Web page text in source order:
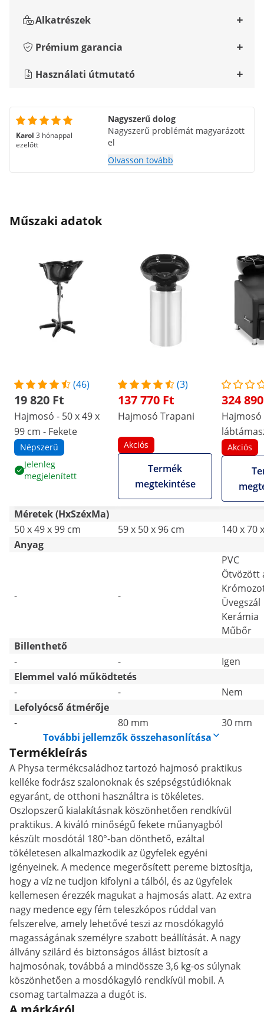
Alkatrészek
Prémium garancia
Használati útmutató
Karol 3 hónappal
ezelőtt
Nagyszerű dolog
Nagyszerű problémát magyarázott
el
Olvasson tovább
Műszaki adatok
(46)
19 820 Ft
Hajmosó - 50 x 49 x
99 cm - Fekete
Népszerű
Jelenleg
megjelenített
(3)
137 770 Ft
Hajmosó Trapani
Akciós
Termék
megtekintése
324
Hajmosó
tömlővel
Akciós
Méretek (HxSzéxMa)
50 x 49 x 99 cm
59 x 50 x 96 cm
140 x 70
Anyag
- -
PVC
Ötvözött
Üvegszál
Kerámia
Műbőr
Billenthető
-
-
Igen
Elemmel való működtetés
-
-
Nem
Lefolyócső átmérője
-
80 mm
30 mm
További jellemzők összehasonlítása
Termékleírás
A Physa termékcsaládhoz tartozó hajmosó praktikus
kelléke fodrász szalonoknak és szépségstúdióknak
egyaránt, de otthoni használtra is tökéletes.
Oszlopszerű kialakításnak köszönhetően rendkívül
praktikus. A kiváló minőségű fekete műanyagból
készült mosdótál 180°-ban dönthető, ezáltal
tökéletesen alkalmazkodik az ügyfelek egyéni
igényeinek. A medence megerősített pereme biztosítja,
hogy a víz ne tudjon kifolyni a tálból, és az ügyfelek
kellemesen érezzék magukat a hajmosás alatt. Az extra
nagy medence egy fém teleszkópos rúddal van
felszerelve, amely lehetővé teszi az mosdókagyló
magasságának személyre szabott beállítását. A nagy
állvány szilárd és biztonságos állást biztosít a
hajmosónak, továbbá a mindössze 3,6 kg-os súlynak
köszönhetően a mosdókagyló rendkívül mobil. A
csomag tartalmazza a dugót is.